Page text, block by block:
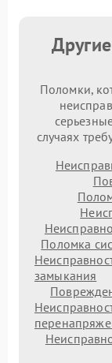
Поломки,
случаях
Поломка
замыкания